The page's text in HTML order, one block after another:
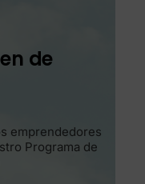
de
emprendedores
Programa de